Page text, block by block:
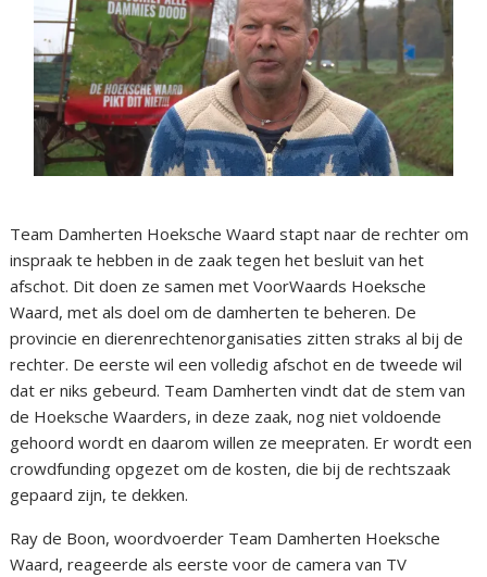
Team Damherten Hoeksche Waard stapt naar de rechter om
inspraak te hebben in de zaak tegen het besluit van het
afschot. Dit doen ze samen met VoorWaards Hoeksche
Waard, met als doel om de damherten te beheren. De
provincie en dierenrechtenorganisaties zitten straks al bij de
rechter. De eerste wil een volledig afschot en de tweede wil
dat er niks gebeurd. Team Damherten vindt dat de stem van
de Hoeksche Waarders, in deze zaak, nog niet voldoende
gehoord wordt en daarom willen ze meepraten. Er wordt een
crowdfunding opgezet om de kosten, die bij de rechtszaak
gepaard zijn, te dekken.
Ray de Boon, woordvoerder Team Damherten Hoeksche
Waard, reageerde als eerste voor de camera van TV